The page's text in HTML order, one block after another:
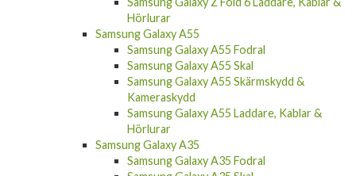
Samsung Galaxy Z Fold 6
Samsung Galaxy Z Fold 6 Skal
Samsung Galaxy Z Fold 6 Skärmskydd &
Kameraskydd
Samsung Galaxy Z Fold 6 Laddare, Kablar &
Hörlurar
Samsung Galaxy A55
Samsung Galaxy A55 Fodral
Samsung Galaxy A55 Skal
Samsung Galaxy A55 Skärmskydd &
Kameraskydd